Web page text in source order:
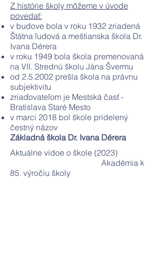
Z histórie školy môžeme v úvode
povedať:
v budove bola v roku 1932 zriadená
Štátna ľudová a meštianska škola Dr.
Ivana Dérera
v roku 1949 bola škola premenovaná
na VII. Strednú školu Jána Švermu
od 2.5.2002 prešla škola na právnu
subjektivitu
zriaďovateľom je Mestská časť -
Bratislava Staré Mesto
v marci 2018 bol škole pridelený
čestný názov
Základná škola Dr. Ivana Dérera
Aktuálne vidoe o škole (2023)
Akadémia k
85. výročiu školy